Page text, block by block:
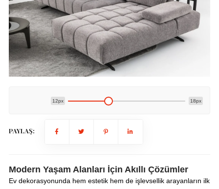
12px 18px
PAYLAŞ:
Modern Yaşam Alanları İçin Akıllı Çözümler
Ev dekorasyonunda hem estetik hem de işlevsellik arayanların ilk